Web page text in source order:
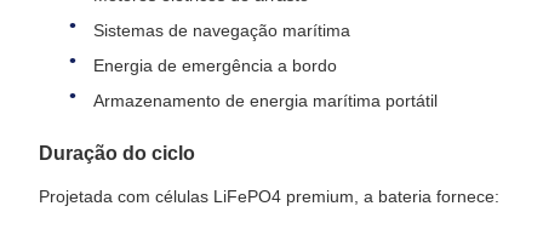
Sistemas de navegação marítima
Energia de emergência a bordo
Armazenamento de energia marítima portátil
Duração do ciclo
Projetada com células LiFePO4 premium, a bateria fornece: